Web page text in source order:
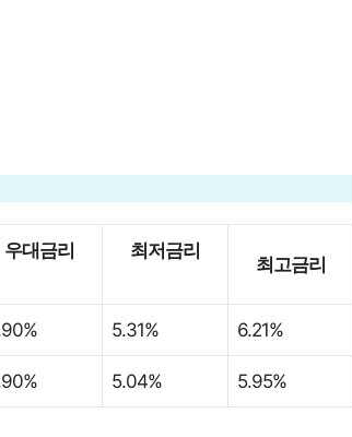
우대금리 최저금리
최고금리
5.31% 6.21%
5.04% 5.95%